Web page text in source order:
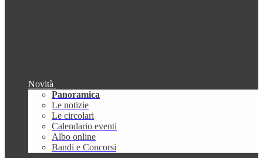
Novità
Panoramica
Le notizie
Le circolari
Calendario eventi
Albo online
Bandi e Concorsi